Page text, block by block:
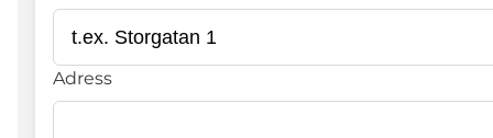
Adress